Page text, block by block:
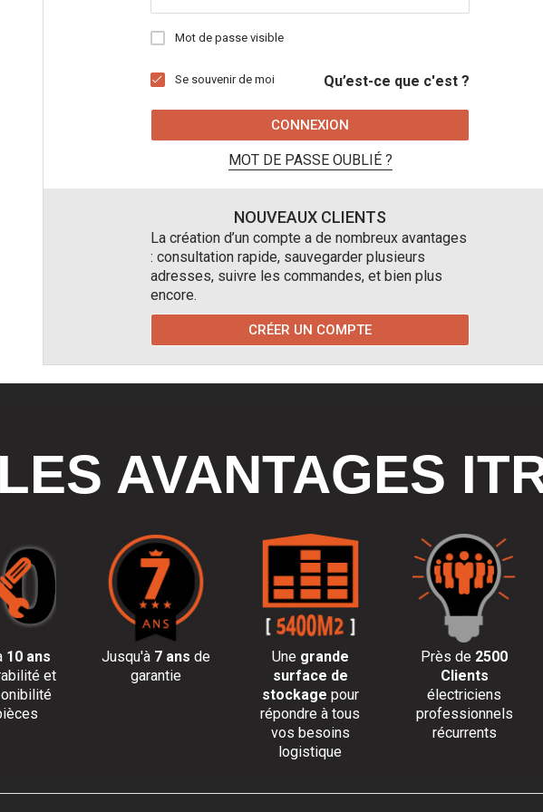
Mot de passe visible
Se souvenir de moi Qu’est-ce que c'est ?
CONNEXION
MOT DE PASSE OUBLIÉ ?
NOUVEAUX CLIENTS
La création d’un compte a de nombreux avantages
: consultation rapide, sauvegarder plusieurs
adresses, suivre les commandes, et bien plus
encore.
CRÉER UN COMPTE
LES AVANTAGES
10 ans
et
Jusqu'à 7 ans de
garantie
Une grande
surface de
stockage pour
répondre à tous
vos besoins
logistique
Près de 2500
Clients
électriciens
professionnels
récurrents